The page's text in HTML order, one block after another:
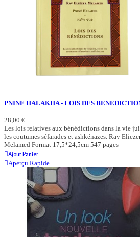
PNINE HALAKHA - LOIS DES
28,00 €
Les lois relatives aux bénédictions dans la vie
les coutumes séfarades et ashkénazes. Rav
Melamed Format 17,5*24,5cm 547 pages
Ajout Panier
Aperçu Rapide